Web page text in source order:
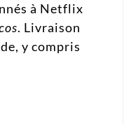
à Netflix
. Livraison
y compris